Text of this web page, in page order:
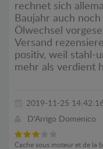
rechnet sich
Baujahr auch
Ölwechsel
Versand
positiv, weil stahl-
mehr als verdient
2019-11-25
D'Arrigo Domenico
Cache sous moteur et de la